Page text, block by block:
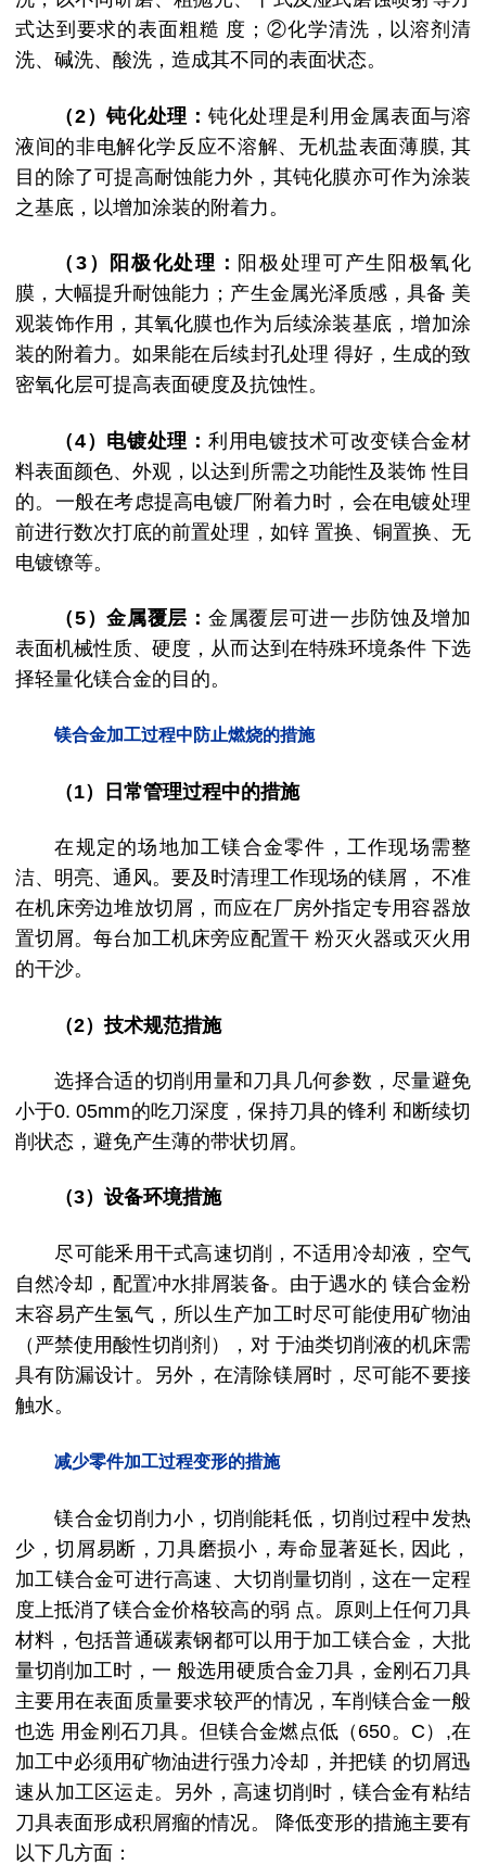
式达到要求的表面粗糙 度；②化学清洗，以溶剂清
洗、碱洗、酸洗，造成其不同的表面状态。
（2）钝化处理： 钝化处理是利用金属表面与溶
液间的非电解化学反应不溶解、无机盐表面薄膜, 其
目的除了可提高耐蚀能力外，其钝化膜亦可作为涂装
之基底，以增加涂装的附着力。
（3）阳极化处理： 阳极处理可产生阳极氧化
膜，大幅提升耐蚀能力；产生金属光泽质感，具备 美
观装饰作用，其氧化膜也作为后续涂装基底，增加涂
装的附着力。如果能在后续封孔处理 得好，生成的致
密氧化层可提高表面硬度及抗蚀性。
（4）电镀处理： 利用电镀技术可改变镁合金材
料表面颜色、外观，以达到所需之功能性及装饰 性目
的。一般在考虑提高电镀厂附着力时，会在电镀处理
前进行数次打底的前置处理，如锌 置换、铜置换、无
电镀镣等。
（5）金属覆层： 金属覆层可进一步防蚀及增加
表面机械性质、硬度，从而达到在特殊环境条件 下选
择轻量化镁合金的目的。
镁合金加工过程中防止燃烧的措施
（1）日常管理过程中的措施
在规定的场地加工镁合金零件，工作现场需整
洁、明亮、通风。要及时清理工作现场的镁屑， 不准
在机床旁边堆放切屑，而应在厂房外指定专用容器放
置切屑。每台加工机床旁应配置干 粉灭火器或灭火用
的干沙。
（2）技术规范措施
选择合适的切削用量和刀具几何参数，尽量避免
小于0. 05mm的吃刀深度，保持刀具的锋利 和断续切
削状态，避免产生薄的带状切屑。
（3）设备环境措施
尽可能釆用干式高速切削，不适用冷却液，空气
自然冷却，配置冲水排屑装备。由于遇水的 镁合金粉
末容易产生氢气，所以生产加工时尽可能使用矿物油
（严禁使用酸性切削剂），对 于油类切削液的机床需
具有防漏设计。另外，在清除镁屑时，尽可能不要接
触水。
减少零件加工过程变形的措施
镁合金切削力小，切削能耗低，切削过程中发热
少，切屑易断，刀具磨损小，寿命显著延长, 因此，
加工镁合金可进行高速、大切削量切削，这在一定程
度上抵消了镁合金价格较高的弱 点。原则上任何刀具
材料，包括普通碳素钢都可以用于加工镁合金，大批
量切削加工时，一 般选用硬质合金刀具，金刚石刀具
主要用在表面质量要求较严的情况，车削镁合金一般
也选 用金刚石刀具。但镁合金燃点低（650。C）,在
加工中必须用矿物油进行强力冷却，并把镁 的切屑迅
速从加工区运走。另外，高速切削时，镁合金有粘结
刀具表面形成积屑瘤的情况。 降低变形的措施主要有
以下几方面：